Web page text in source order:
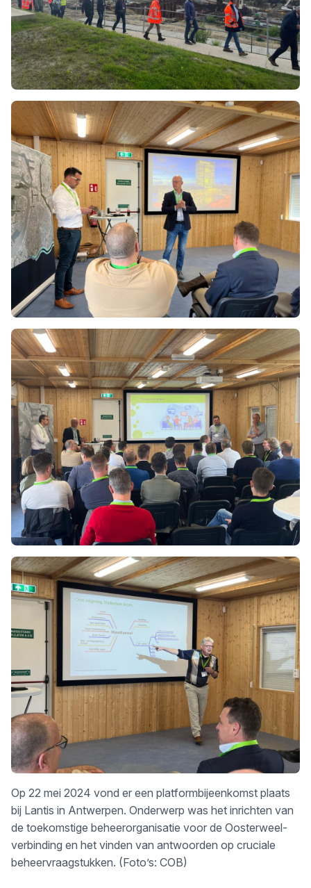
Op 22 mei 2024 vond er een platformbijeenkomst plaats
bij Lantis in Antwerpen. Onderwerp was het inrichten van
de toekomstige beheerorganisatie voor de Oosterweel-
verbinding en het vinden van antwoorden op cruciale
beheervraagstukken. (Foto’s: COB)